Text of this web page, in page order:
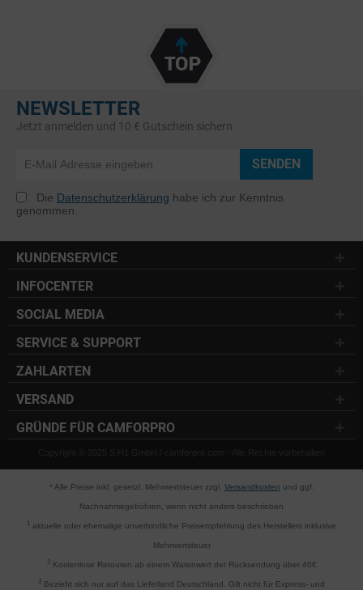
NEWSLETTER
Jetzt anmelden und 10 € Gutschein sichern
SENDEN
Die Datenschutzerklärung habe ich zur Kenntnis
genommen.
KUNDENSERVICE
INFOCENTER
SOCIAL MEDIA
SERVICE & SUPPORT
ZAHLARTEN
VERSAND
GRÜNDE FÜR CAMFORPRO
Copyright © 2025 S.H1 GmbH / camforpro.com - Alle Rechte vorbehalten
* Alle Preise inkl. gesetzl. Mehrwertsteuer zzgl. Versandkosten und ggf.
Nachnahmegebühren, wenn nicht anders beschrieben
aktuelle oder ehemalige unverbindliche Preisempfehlung des Herstellers inklusive
Mehrwertsteuer
2Kostenlose Retouren ab einem Warenwert der Rücksendung über 40€
3 Bezieht sich nur auf das Lieferland Deutschland. Gilt nicht für Express- und